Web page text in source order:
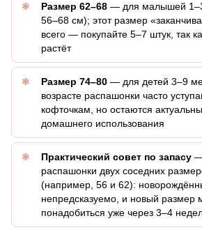
Размер 62–68 — для малышей
56–68 см); этот размер
всего — покупайте 5–7 штук, так
растёт
Размер 74–80 — для детей 3–9
возрасте распашонки часто
кофточкам, но остаются
домашнего использования
Практический совет по запасу —
распашонки двух соседних
(например, 56 и 62):
непредсказуемо, и новый размер
понадобиться уже через 3–4